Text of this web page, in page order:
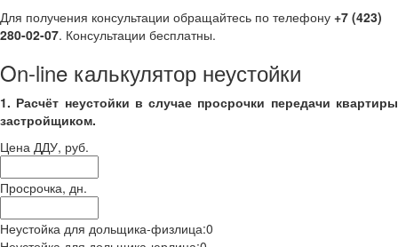
Для получения консультации обращайтесь по телефону +7 (423)
280-02-07. Консультации бесплатны.
On-line калькулятор неустойки
1. Расчёт неустойки в случае просрочки передачи квартиры
застройщиком.
Цена ДДУ, руб.
Просрочка, дн.
Неустойка для дольщика-физлица:0